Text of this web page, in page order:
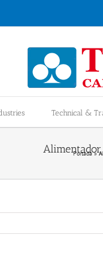
Technical &
Portada»